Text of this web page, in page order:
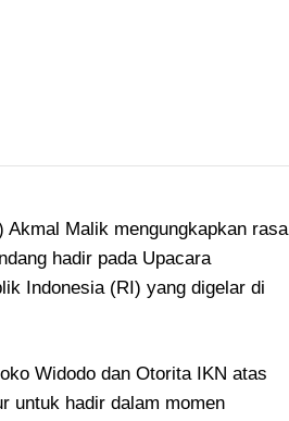
Malik mengungkapkan rasa
hadir pada Upacara
Indonesia (RI) yang digelar di
Widodo dan Otorita IKN atas
untuk hadir dalam momen